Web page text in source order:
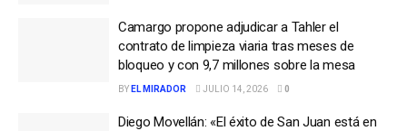
Camargo propone adjudicar a Tahler el
contrato de limpieza viaria tras meses de
bloqueo y con 9,7 millones sobre la mesa
BY EL MIRADOR JULIO 14, 2026 0
Diego Movellán: «El éxito de San Juan está en